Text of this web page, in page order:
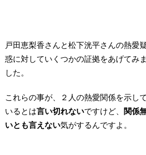
戸田恵梨香さんと松下洸平さんの熱愛
惑に対していくつかの証拠をあげてみま
した。
これらの事が、２人の熱愛関係を示して
いるとは言い切れないですけど、
関係
いとも言えない気がするんですよ。